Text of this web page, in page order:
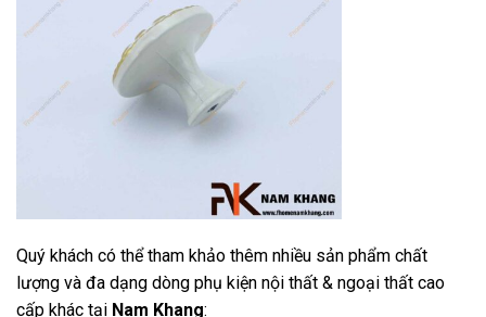
Quý khách có thể tham khảo thêm nhiều sản phẩm chất
lượng và đa dạng dòng phụ kiện nội thất & ngoại thất cao
cấp khác tại Nam Khang: